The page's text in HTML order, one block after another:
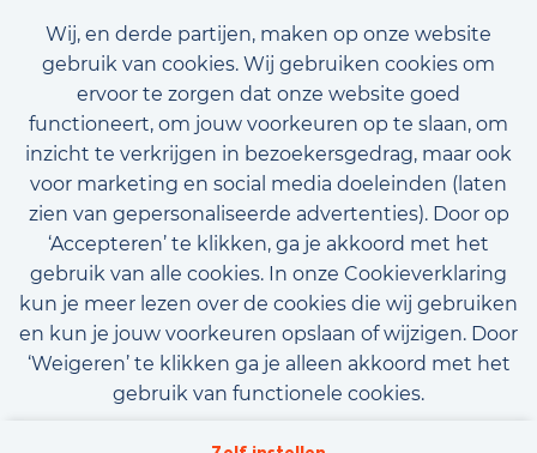
Wij, en derde partijen, maken op onze website
gebruik van cookies. Wij gebruiken cookies om
ervoor te zorgen dat onze website goed
functioneert, om jouw voorkeuren op te slaan, om
inzicht te verkrijgen in bezoekersgedrag, maar ook
voor marketing en social media doeleinden (laten
zien van gepersonaliseerde advertenties). Door op
‘Accepteren’ te klikken, ga je akkoord met het
gebruik van alle cookies. In onze Cookieverklaring
kun je meer lezen over de cookies die wij gebruiken
en kun je jouw voorkeuren opslaan of wijzigen. Door
‘Weigeren’ te klikken ga je alleen akkoord met het
gebruik van functionele cookies.
Voornaam
Achternaam
E-mailadres (optioneel)
Telefoonnummer (optioneel)
Algemene voorwaarden Privacy